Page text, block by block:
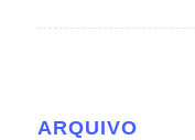
ARQUIVO